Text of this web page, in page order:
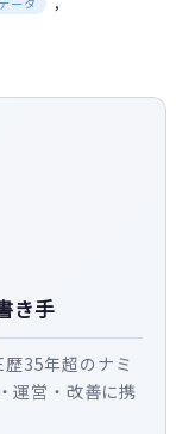
き手
35年超のナミ
運営・改善に携